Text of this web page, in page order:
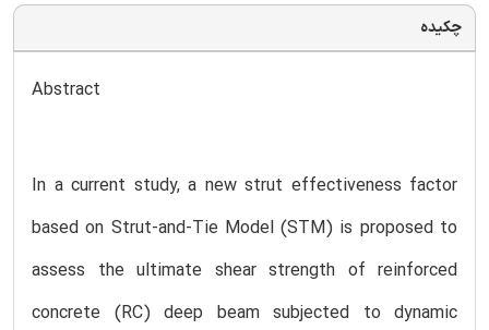
چکیده
Abstract
In a current study, a new strut effectiveness factor
based on Strut-and-Tie Model (STM) is proposed to
assess the ultimate shear strength of reinforced
concrete (RC) deep beam subjected to dynamic